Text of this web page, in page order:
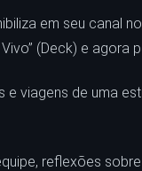
em seu canal
(Deck) e agora
e viagens de uma
reflexões